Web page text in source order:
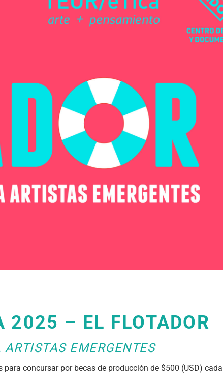
2025 – EL FLOTADOR
EMERGENTES
concursar por becas de producción de $500 (USD)